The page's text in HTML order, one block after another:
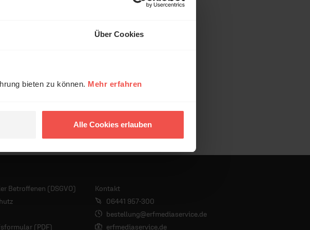
Über Cookies
bieten zu können. Mehr erfahren
Alle Cookies erlauben
Betroffenen (DSGVO)
(PDF)
Kontakt
06441 957-300
bestellung@erfmediaservice.de
erfmediaservice.de